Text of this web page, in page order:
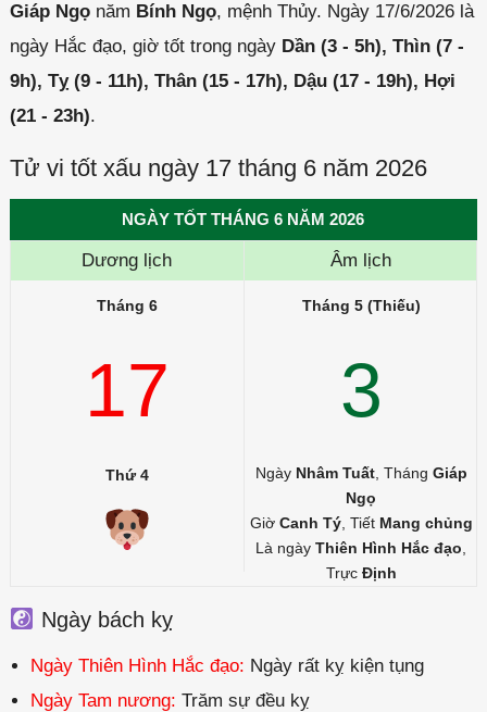
Giáp Ngọnăm Bính Ngọ, mệnh Thủy. Ngày 17/6/2026 là
ngày Hắc đạo, giờ tốt trong ngày Dần (3 - 5h), Thìn (7 -
9h), Tỵ (9 - 11h), Thân (15 - 17h), Dậu (17 - 19h), Hợi
(21 - 23h).
Tử vi tốt xấu ngày 17 tháng 6 năm 2026
NGÀY TỐT THÁNG 6 NĂM 2026
Dương lịch Âm lịch
Tháng 6
17
Tháng 5 (Thiếu)
3
Thứ 4 Ngày Nhâm Tuất, Tháng Giáp
Ngọ
Giờ Canh Tý, Tiết Mang chủng
Là ngàyThiên Hình Hắc đạo
Trực Định
Ngày bách kỵ
Ngày Thiên Hình Hắc đạo: Ngày rất kỵ kiện tụng
Ngày Tam nương: Trăm sự đều kỵ